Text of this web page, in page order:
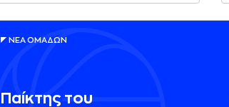
ΝΕA ΟΜAΔΩΝ
Παίκτης του